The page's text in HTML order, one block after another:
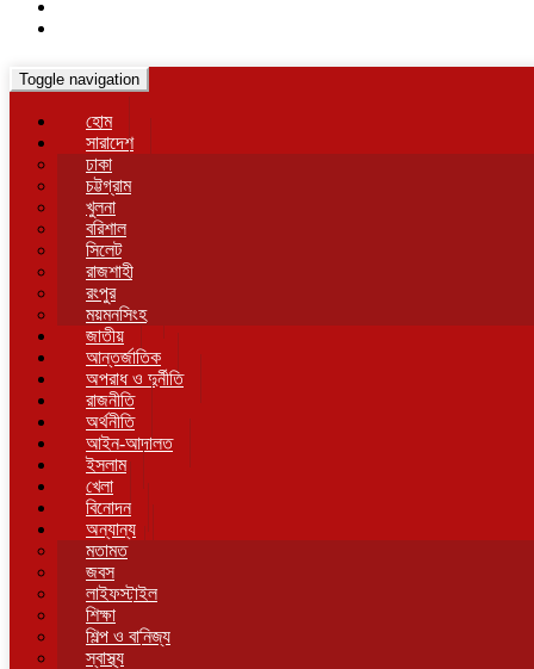
Toggle navigation
হোম
সারাদেশ
ঢাকা
চট্টগ্রাম
খুলনা
বরিশাল
সিলেট
রাজশাহী
রংপুর
ময়মনসিংহ
জাতীয়
আন্তর্জাতিক
অপরাধ ও দুর্নীতি
রাজনীতি
অর্থনীতি
আইন-আদালত
ইসলাম
খেলা
বিনোদন
অন্যান্য
মতামত
জবস
লাইফস্টাইল
শিক্ষা
শিল্প ও বানিজ্য
স্বাস্থ্য